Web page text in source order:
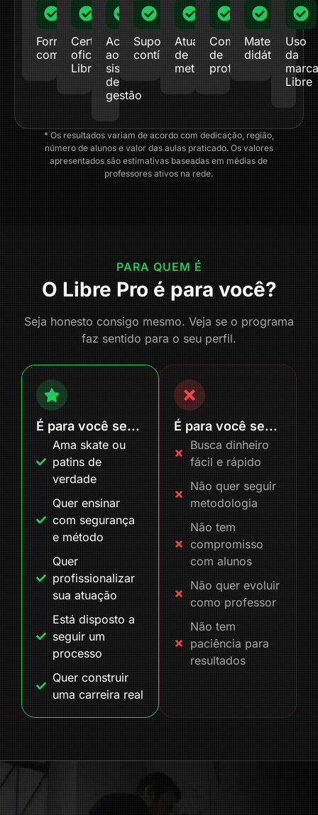
Formação
completa
Certificação
oficial
Libre
Acesso
ao
sistema
de
gestão
Suporte
contínuo
Atualizações
de
metodologia
Comunidade
de
professores
Material
didático
Uso
da
Libre
* Os resultados variam de acordo com dedicação, região,
número de alunos e valor das aulas praticado. Os valores
apresentados são estimativas baseadas em médias de
professores ativos na rede.
PARA QUEM É
O Libre Pro é para você?
Seja honesto consigo mesmo. Veja se o programa
faz sentido para o seu perfil.
É para você se...
Ama skate ou
patins de
verdade
Quer ensinar
com segurança
e método
Quer
profissionalizar
sua atuação
Está disposto a
seguir um
processo
Quer construir
uma carreira real
É para você se...
Busca dinheiro
fácil e rápido
Não quer seguir
metodologia
Não tem
compromisso
com alunos
Não quer evoluir
como professor
Não tem
paciência para
resultados